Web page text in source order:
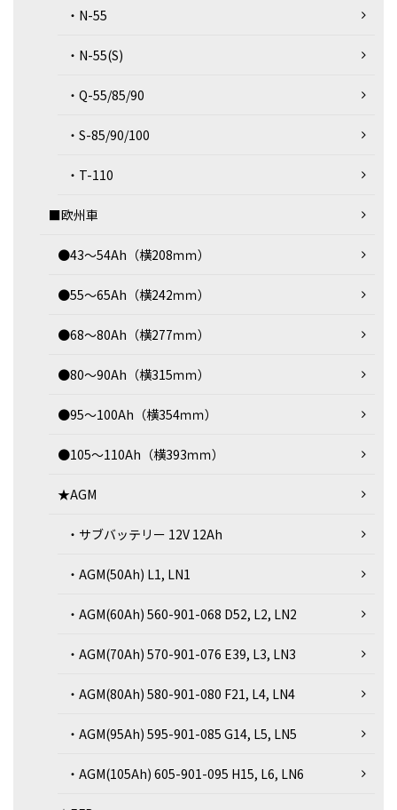
・N-55
・N-55(S)
・Q-55/85/90
・S-85/90/100
・T-110
■欧州車
●43～54Ah（横208ｍｍ）
●55～65Ah（横242ｍｍ）
●68～80Ah（横277ｍｍ）
●80～90Ah（横315ｍｍ）
●95～100Ah（横354ｍｍ）
●105～110Ah（横393ｍｍ）
★AGM
・サブバッテリー 12V 12Ah
・AGM(50Ah) L1, LN1
・AGM(60Ah) 560-901-068 D52, L2, LN2
・AGM(70Ah) 570-901-076 E39, L3, LN3
・AGM(80Ah) 580-901-080 F21, L4, LN4
・AGM(95Ah) 595-901-085 G14, L5, LN5
・AGM(105Ah) 605-901-095 H15, L6, LN6